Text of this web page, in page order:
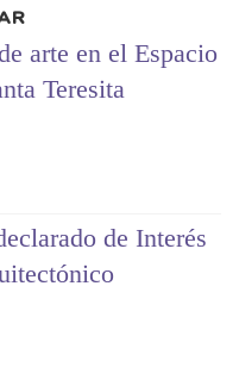
arte en el Espacio
Teresita
de Interés